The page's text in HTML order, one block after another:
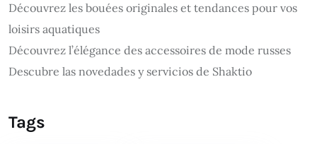
Découvrez les bouées originales et tendances pour vos
loisirs aquatiques
Découvrez l’élégance des accessoires de mode russes
Descubre las novedades y servicios de Shaktio
Tags